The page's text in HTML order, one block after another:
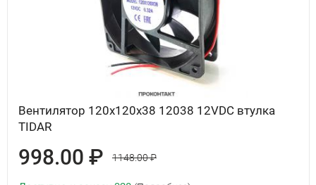
Вентилятор 120x120x38 12038 12VDC втулка
TIDAR
998.00 ₽ 1148.00 ₽